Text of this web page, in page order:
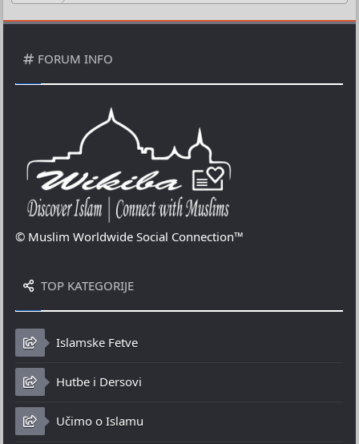
FORUM INFO
© Muslim Worldwide Social Connection™
TOP KATEGORIJE
Islamske Fetve
Hutbe i Dersovi
Učimo o Islamu